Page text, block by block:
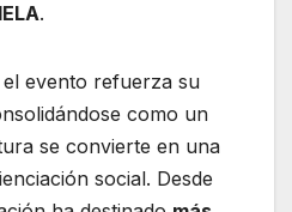
.
evento refuerza su
como un
se convierte en una
social. Desde